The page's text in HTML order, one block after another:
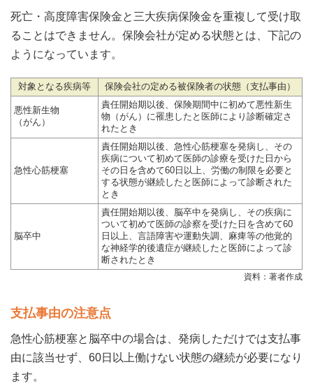
死亡・高度障害保険金と三大疾病保険金を重複して受け取
ることはできません。保険会社が定める状態とは、下記の
ようになっています。
対象となる疾病等 保険会社の定める被保険者の状態（支払事由）
悪性新生物
（がん）
責任開始期以後、保険期間中に初めて悪性新生
物（がん）に罹患したと医師により診断確定さ
れたとき
急性心筋梗塞
責任開始期以後、急性心筋梗塞を発病し、その
疾病について初めて医師の診療を受けた日から
その日を含めて60日以上、労働の制限を必要と
する状態が継続したと医師によって診断された
とき
脳卒中
責任開始期以後、脳卒中を発病し、その疾病に
ついて初めて医師の診察を受けた日を含めて60
日以上、言語障害や運動失調、麻痺等の他覚的
な神経学的後遺症が継続したと医師によって診
断されたとき
資料：著者作成
支払事由の注意点
急性心筋梗塞と脳卒中の場合は、発病しただけでは支払事
由に該当せず、60日以上働けない状態の継続が必要になり
ます。